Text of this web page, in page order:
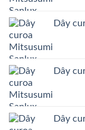
Dây
Dây
Dây